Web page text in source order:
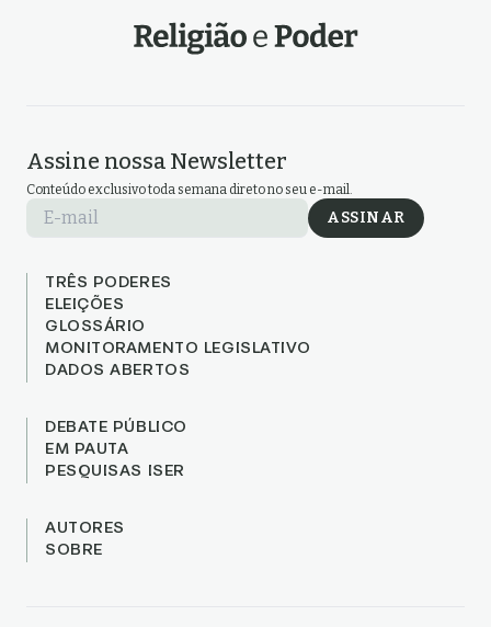
Assine nossa Newsletter
Conteúdo exclusivo toda semana direto no seu e-mail.
E-mail ASSINAR
TRÊS PODERES
ELEIÇÕES
GLOSSÁRIO
MONITORAMENTO LEGISLATIVO
DADOS ABERTOS
DEBATE PÚBLICO
EM PAUTA
PESQUISAS ISER
AUTORES
SOBRE